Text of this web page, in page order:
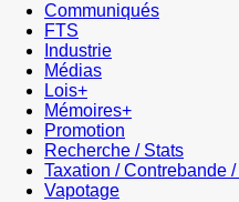
Communiqués
FTS
Industrie
Médias
Lois+
Mémoires+
Promotion
Recherche / Stats
Taxation / Contrebande
Vapotage